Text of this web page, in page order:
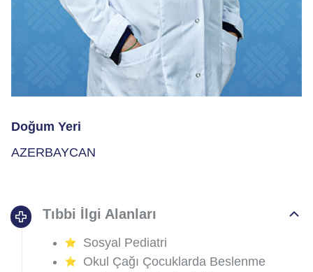
Doğum Yeri
AZERBAYCAN
Tıbbi İlgi Alanları
Sosyal Pediatri
Okul Çağı Çocuklarda Beslenme